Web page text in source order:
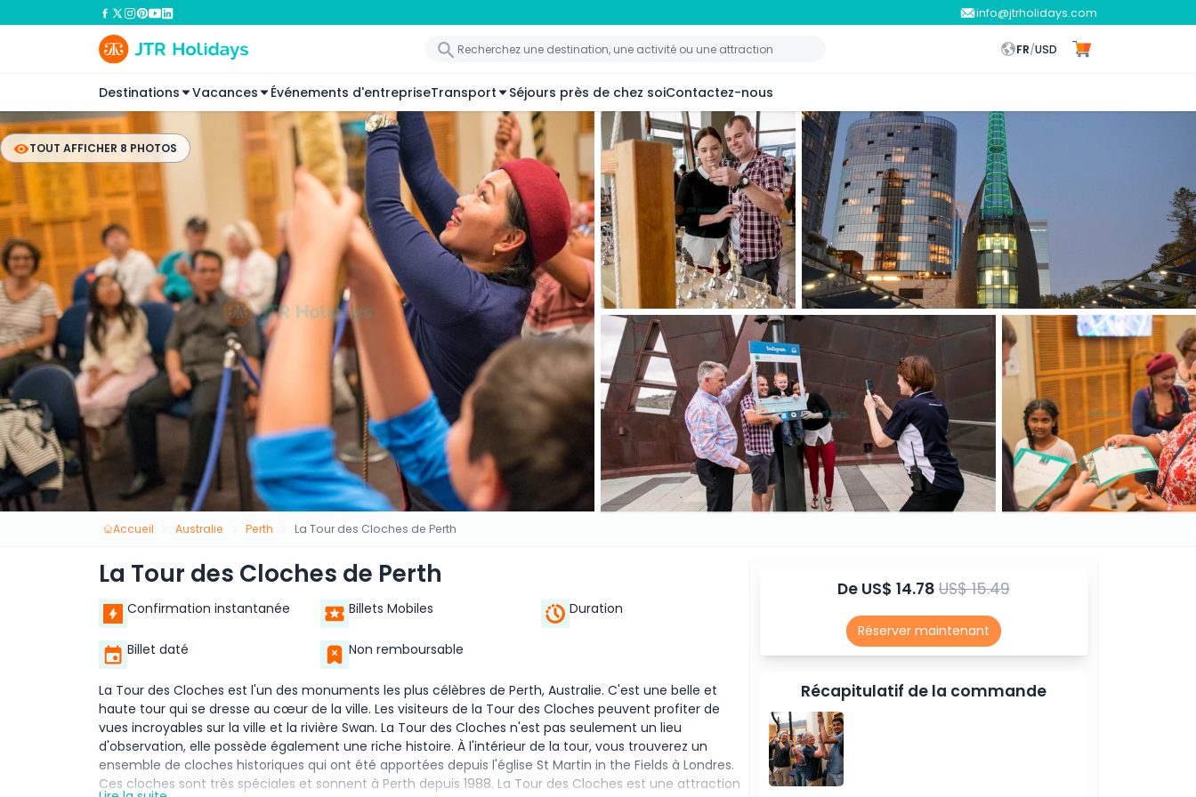
info@jtrholidays.com
FR/USD
Destinations Vacances Événements d'entrepriseTransport Séjours près de chez soiContactez-nous
TOUT AFFICHER 8 PHOTOS
Accueil Australie Perth La Tour des Cloches de Perth
La Tour des Cloches de Perth
Confirmation instantanée Billets Mobiles Duration
Billet daté Non remboursable
La Tour des Cloches est l'un des monuments les plus célèbres de Perth, Australie. C'est une belle et
haute tour qui se dresse au cœur de la ville. Les visiteurs de la Tour des Cloches peuvent profiter de
vues incroyables sur la ville et la rivière Swan. La Tour des Cloches n'est pas seulement un lieu
d'observation, elle possède également une riche histoire. À l'intérieur de la tour, vous trouverez un
ensemble de cloches historiques qui ont été apportées depuis l'église St Martin in the Fields à Londres.
Ces cloches sont très spéciales et sonnent à Perth depuis 1988. La Tour des Cloches est une attraction
De US$ 14.78US$ 15.49
Réserver maintenant
Récapitulatif de la commande